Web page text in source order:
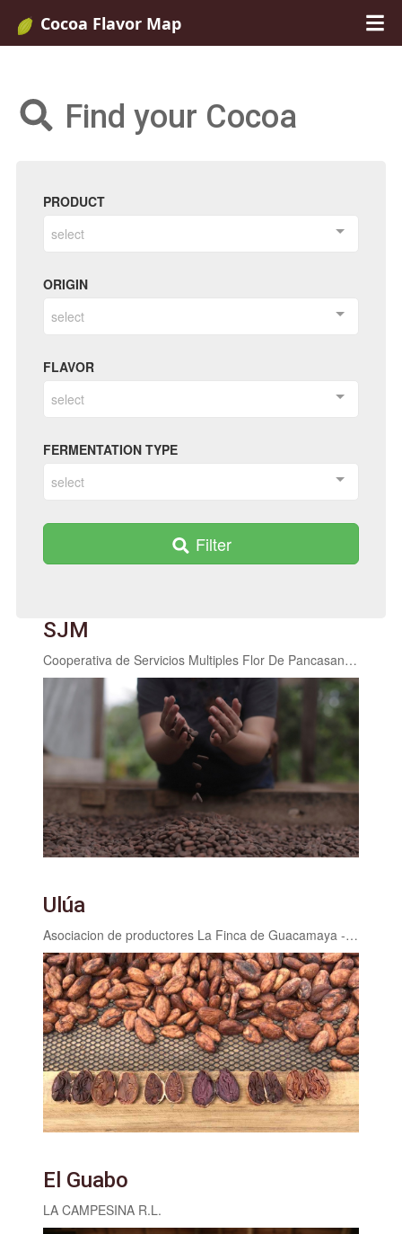
Cocoa Flavor Map
Find your Cocoa
PRODUCT
select
ORIGIN
select
FLAVOR
select
FERMENTATION TYPE
select
Filter
SJM
Cooperativa de Servicios Multiples Flor De Pancasan R.L.
Ulúa
Asociacion de productores La Finca de Guacamaya - APROFIGUA
El Guabo
LA CAMPESINA R.L.